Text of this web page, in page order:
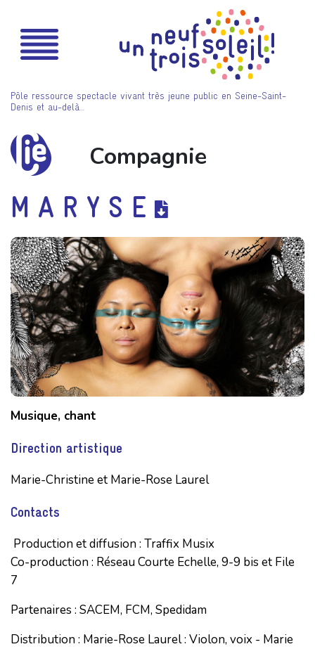
Pôle ressource spectacle vivant très jeune public en Seine-Saint-
Denis et au-delà…
Compagnie
M A R Y S E
Musique, chant
Direction artistique
Marie-Christine et Marie-Rose Laurel
Contacts
Production et diffusion : Traffix Musix
Co-production : Réseau Courte Echelle, 9-9 bis et File
7
Partenaires : SACEM, FCM, Spedidam
Distribution : Marie-Rose Laurel : Violon, voix - Marie